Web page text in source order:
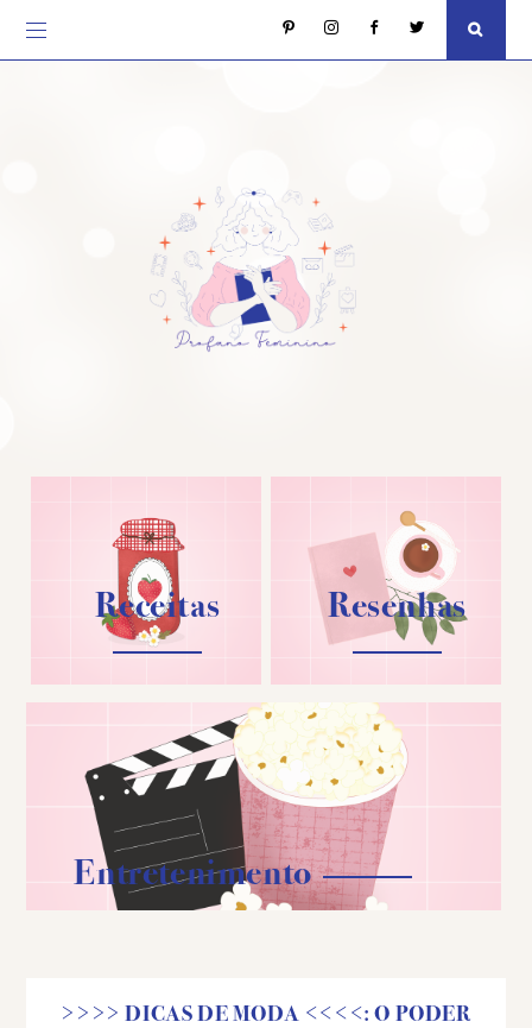
Receitas Resenhas
Entretenimento
>>>> DICAS DE MODA <<<<: O PODER